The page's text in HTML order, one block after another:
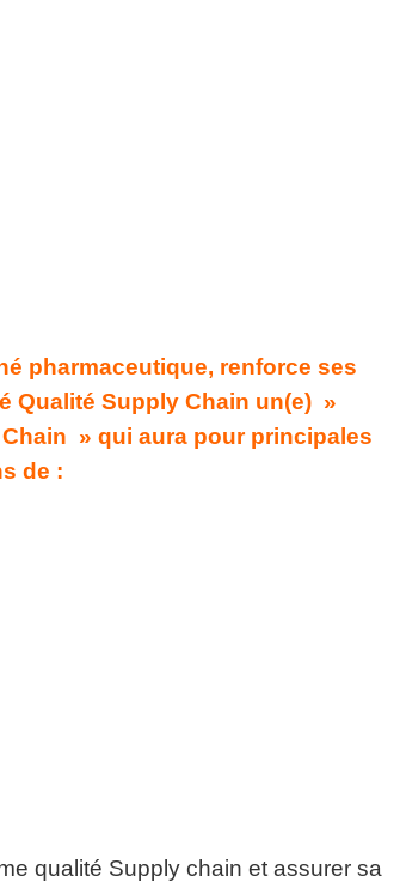
pharmaceutique, renforce ses
Qualité Supply Chain un(e) »
» qui aura pour principales
de :
qualité Supply chain et assurer sa